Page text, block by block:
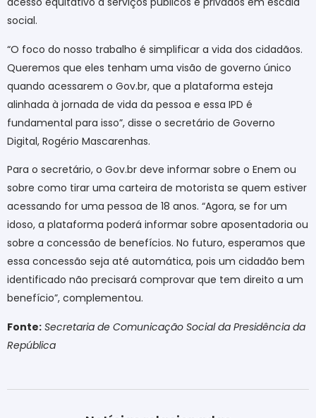
social.
“O foco do nosso trabalho é simplificar a vida dos cidadãos.
Queremos que eles tenham uma visão de governo único
quando acessarem o Gov.br, que a plataforma esteja
alinhada à jornada de vida da pessoa e essa IPD é
fundamental para isso”, disse o secretário de Governo
Digital, Rogério Mascarenhas.
Para o secretário, o Gov.br deve informar sobre o Enem ou
sobre como tirar uma carteira de motorista se quem estiver
acessando for uma pessoa de 18 anos. “Agora, se for um
idoso, a plataforma poderá informar sobre aposentadoria ou
sobre a concessão de benefícios. No futuro, esperamos que
essa concessão seja até automática, pois um cidadão bem
identificado não precisará comprovar que tem direito a um
benefício”, complementou.
Fonte: Secretaria de Comunicação Social da Presidência da
República